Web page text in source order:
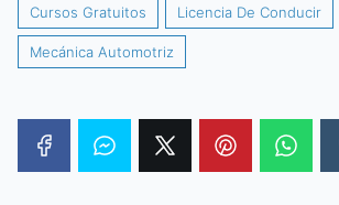
Cursos Gratuitos Licencia De Conducir
Mecánica Automotriz